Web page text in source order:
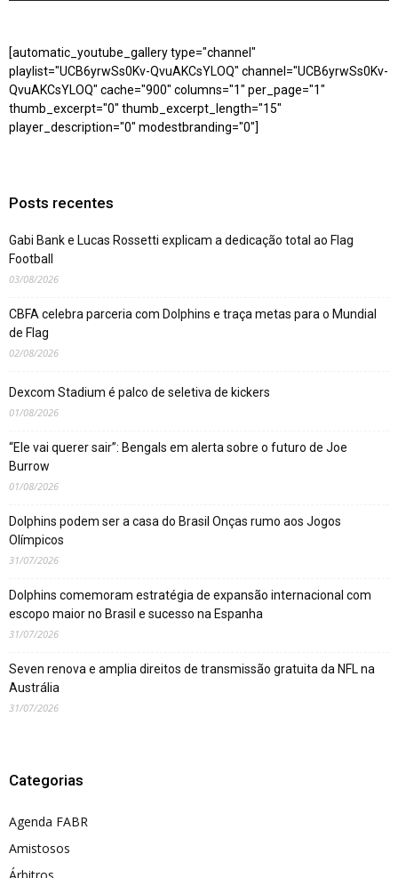
[automatic_youtube_gallery type="channel"
playlist="UCB6yrwSs0Kv-QvuAKCsYLOQ" channel="UCB6yrwSs0Kv-
QvuAKCsYLOQ" cache="900" columns="1" per_page="1"
thumb_excerpt="0" thumb_excerpt_length="15"
player_description="0" modestbranding="0"]
Posts recentes
Gabi Bank e Lucas Rossetti explicam a dedicação total ao Flag
Football
03/08/2026
CBFA celebra parceria com Dolphins e traça metas para o Mundial
de Flag
02/08/2026
Dexcom Stadium é palco de seletiva de kickers
01/08/2026
“Ele vai querer sair”: Bengals em alerta sobre o futuro de Joe
Burrow
01/08/2026
Dolphins podem ser a casa do Brasil Onças rumo aos Jogos
Olímpicos
31/07/2026
Dolphins comemoram estratégia de expansão internacional com
escopo maior no Brasil e sucesso na Espanha
31/07/2026
Seven renova e amplia direitos de transmissão gratuita da NFL na
Austrália
31/07/2026
Categorias
Agenda FABR
Amistosos